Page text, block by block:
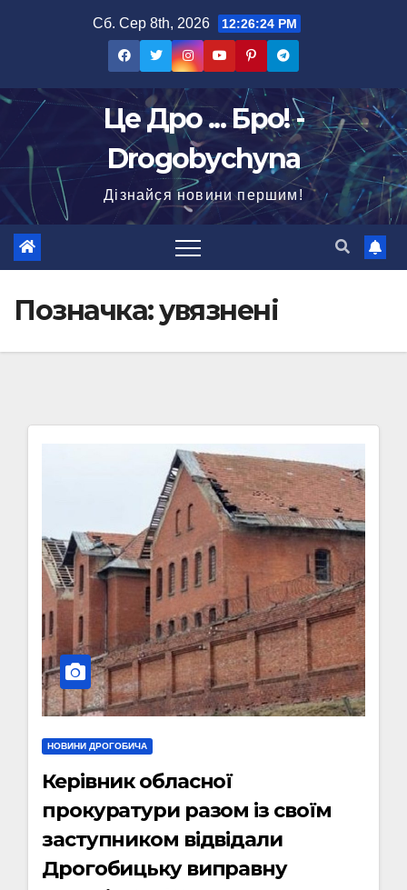
Сб. Сер 8th, 2026 12:26:25 PM
Це Дро ... Бро! -
Drogobychyna
Дізнайся новини першим!
Позначка:увязнені
НОВИНИ ДРОГОБИЧА
Керівник обласної
прокуратури разом із своїм
заступником відвідали
Дрогобицьку виправну